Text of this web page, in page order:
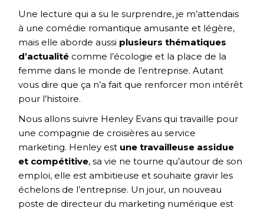
Une lecture qui a su le surprendre, je m’attendais
à une comédie romantique amusante et légère,
mais elle aborde aussi plusieurs thématiques
d’actualité comme l’écologie et la place de la
femme dans le monde de l’entreprise. Autant
vous dire que ça n’a fait que renforcer mon intérêt
pour l’histoire.
Nous allons suivre Henley Evans qui travaille pour
une compagnie de croisières au service
marketing. Henley est une travailleuse assidue
et compétitive, sa vie ne tourne qu’autour de son
emploi, elle est ambitieuse et souhaite gravir les
échelons de l’entreprise. Un jour, un nouveau
poste de directeur du marketing numérique est